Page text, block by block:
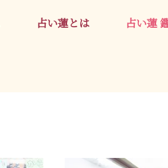
占い蓮とは 占い蓮